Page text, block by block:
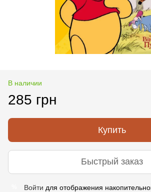
В наличии
285 грн
Купить
Быстрый заказ
Войти для отображения